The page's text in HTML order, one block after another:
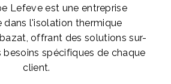
Lefeve est une entreprise
dans l'isolation thermique
offrant des solutions sur-
besoins spécifiques de chaque
client.